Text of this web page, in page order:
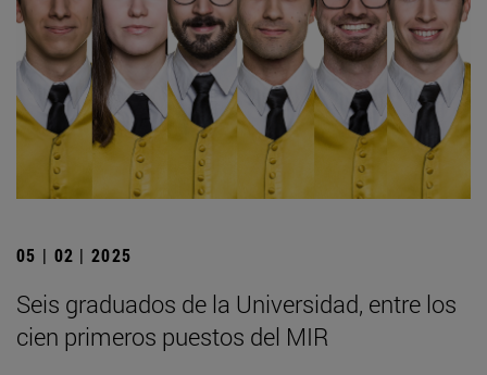
05 | 02 | 2025
Seis graduados de la Universidad, entre los
cien primeros puestos del MIR